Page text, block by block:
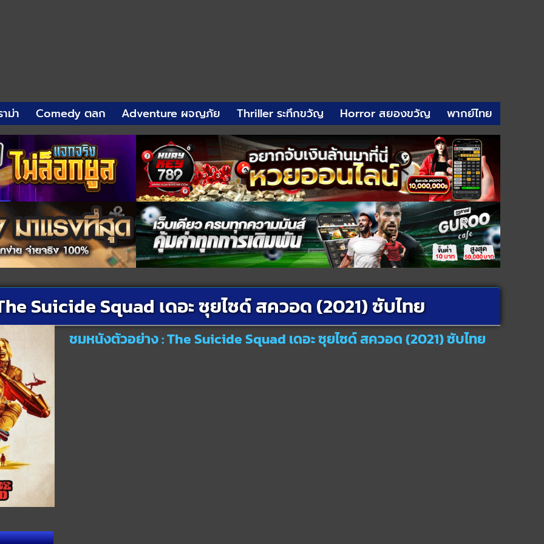
ม่า Comedy ตลก Adventure ผจญภัย Thriller ระทึกขวัญ Horror สยองขวัญ พากย์ไทย
Suicide Squad เดอะ ซุยไซด์ สควอด (2021) ซับไทย
ชมหนังตัวอย่าง : The Suicide Squad เดอะ ซุยไซด์ สควอด (2021) ซับไทย